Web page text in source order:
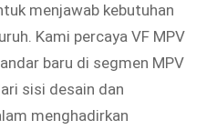
menjawab kebutuhan
Kami percaya VF MPV
baru di segmen MPV
sisi desain dan
menghadirkan